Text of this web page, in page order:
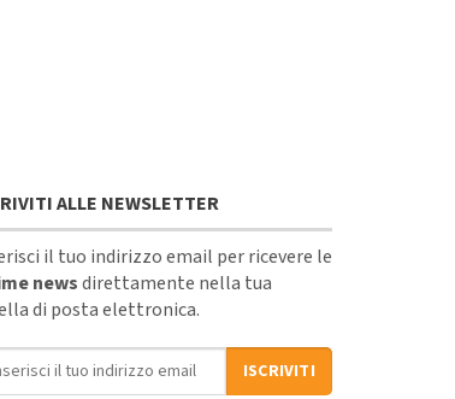
ALLE NEWSLETTER
il tuo indirizzo email per ricevere le
newsdirettamente nella tua
di posta elettronica.
email
ISCRIVITI